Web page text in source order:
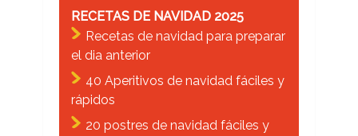
RECETAS DE NAVIDAD 2025
Recetas de navidad para preparar
el dia anterior
40 Aperitivos de navidad fáciles y
rápidos
20 postres de navidad fáciles y